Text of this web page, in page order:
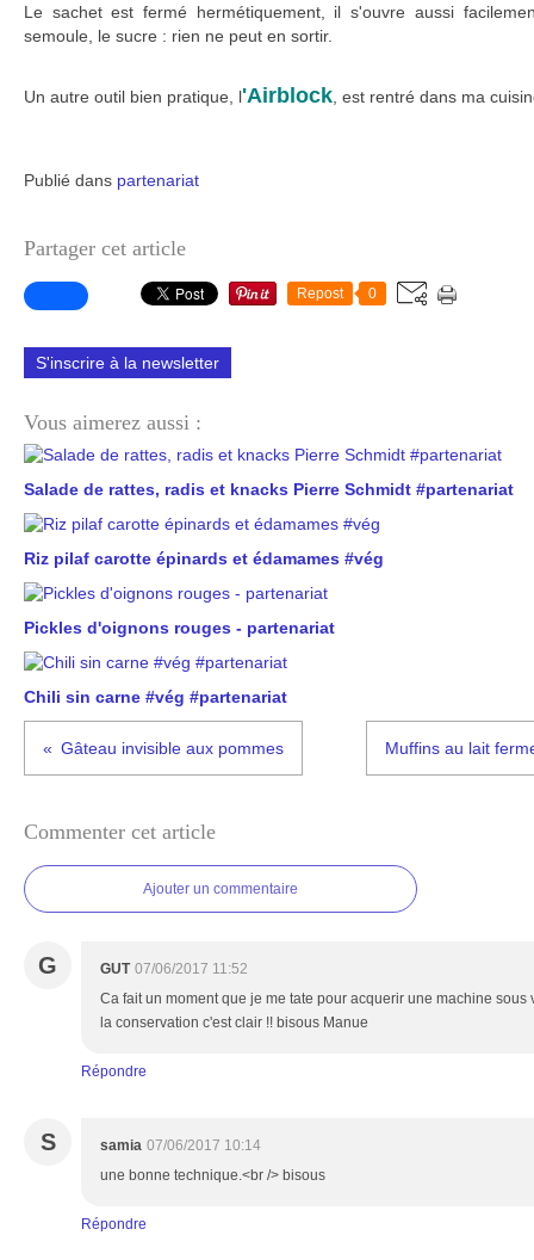
Le sachet est fermé hermétiquement, il s'ouvre aussi
semoule, le sucre : rien ne peut en sortir.
Un autre outil bien pratique, l'Airblock , est rentré dans ma
Publié dans partenariat
Partager cet article
Repost 0
S'inscrire à la newsletter
Vous aimerez aussi :
Salade de rattes, radis et knacks Pierre Schmidt #partenariat
Riz pilaf carotte épinards et édamames #vég
Pickles d'oignons rouges - partenariat
Chili sin carne #vég #partenariat
Gâteau invisible aux pommes Muffins au lait
Commenter cet article
Ajouter un commentaire
G GUT 07/06/2017 11:52
Ca fait un moment que je me tate pour acquerir une machine
la conservation c'est clair !! bisous Manue
Répondre
S samia 07/06/2017 10:14
une bonne technique.<br /> bisous
Répondre